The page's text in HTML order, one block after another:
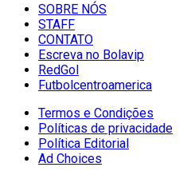
SOBRE NÓS
STAFF
CONTATO
Escreva no Bolavip
RedGol
Futbolcentroamerica
Termos e Condições
Políticas de privacidade
Política Editorial
Ad Choices